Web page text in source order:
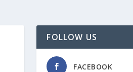
FOLLOW US
FACEBOOK